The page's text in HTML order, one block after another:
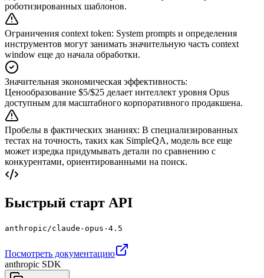
роботизированных шаблонов.
Ограничения context token: System prompts и определения
инструментов могут занимать значительную часть context
window еще до начала обработки.
Значительная экономическая эффективность:
Ценообразование $5/$25 делает интеллект уровня Opus
доступным для масштабного корпоративного продакшена.
Пробелы в фактических знаниях: В специализированных
тестах на точность, таких как SimpleQA, модель все еще
может изредка придумывать детали по сравнению с
конкурентами, ориентированными на поиск.
Быстрый старт API
anthropic/claude-opus-4.5
Посмотреть документацию
anthropic SDK